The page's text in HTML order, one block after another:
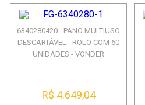
6340280420 - PANO MULTIUSO
DESCARTÁVEL - ROLO COM 60
UNIDADES - VONDER
R$ 4.649,04